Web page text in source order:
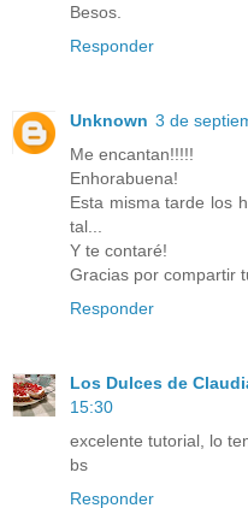
Besos.
Responder
Unknown 3 de
Me encantan!!!!!
Enhorabuena!
Esta misma tarde los
tal...
Y te contaré!
Gracias por compartir
Responder
Los Dulces de
15:30
excelente tutorial, lo
bs
Responder